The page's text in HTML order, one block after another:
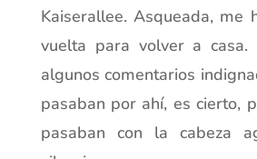
Kaiserallee. Asqueada, me
vuelta para volver a casa.
algunos comentarios
pasaban por ahí, es cierto,
pasaban con la cabeza